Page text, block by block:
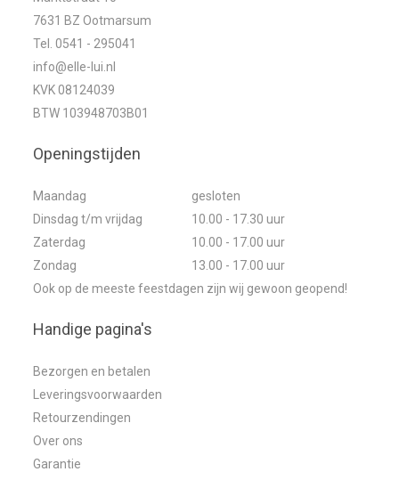
7631 BZ Ootmarsum
Tel. 0541 - 295041
info@elle-lui.nl
KVK 08124039
BTW 103948703B01
Openingstijden
Maandag
gesloten
Dinsdag t/m vrijdag
10.00 - 17.30 uur
Zaterdag
10.00 - 17.00 uur
Zondag
13.00 - 17.00 uur
Ook op de meeste feestdagen zijn wij gewoon geopend!
Handige pagina's
Bezorgen en betalen
Leveringsvoorwaarden
Retourzendingen
Over ons
Garantie